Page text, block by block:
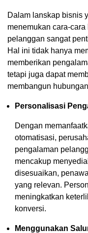
Dalam lanskap bisnis
menemukan cara-
pelanggan sangat
Hal ini tidak hanya
memberikan
tetapi juga dapat
membangun
Personalisasi
Dengan
otomatisasi,
pengalaman
mencakup
disesuaikan,
yang relevan.
meningkatkan
konversi.
Menggunakan